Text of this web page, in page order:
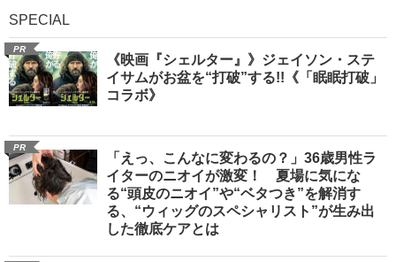
SPECIAL
PR
《映画『シェルター』》ジェイソン・ステ
イサムがお盆を“打破”する!!《「眠眠打破」
コラボ》
PR
「えっ、こんなに変わるの？」36歳男性ラ
イターのニオイが激変！ 夏場に気にな
る“頭皮のニオイ”や“ベタつき”を解消す
る、“ウィッグのスペシャリスト”が生み出
した徹底ケアとは